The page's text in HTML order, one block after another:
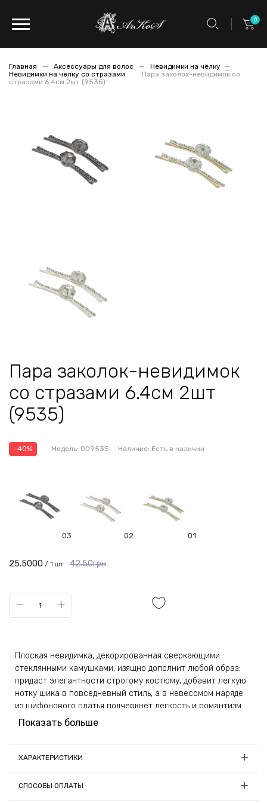
0
Главная Аксессуары для волос
Невидимки на чёлку
Невидимки на чёлку со стразами
Пара заколок-невидимок со
стразами 6.4см 2шт (9535)
Пара заколок-невидимок
со стразами 6.4см 2шт
(9535)
-40% Модель: 009535 Наличие: Есть в наличии
03 02 01
42.50грн
25.5000 / 1 шт
Плоская невидимка, декорированная сверкающими
стеклянными камушками, изящно дополнит любой образ:
придаст элегантности строгому костюму, добавит легкую
нотку шика в повседневный стиль, а в невесомом наряде
из шифонового платья подчеркнет легкость и романтизм.
Заколочка будет великолепно смотреться со всеми
Несмотря на миниатюрный размер, невидимка отлично
подходит всем типам волос. Для более надежного
Показать больше
ХАРАКТЕРИСТИКИ
Длина, см: 6.4
СПОСОБЫ ОПЛАТЫ